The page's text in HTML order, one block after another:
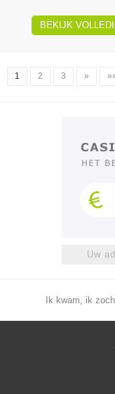
BEKIJK
1 2 3 »
Uw
Ik kwam, ik